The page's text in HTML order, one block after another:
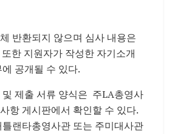
반환되지 않으며 심사 내용은
한 지원자가 작성한 자기소개
공개될 수 있다.
제출 서류 양식은 주LA총영사
항 게시판에서 확인할 수 있다.
틀랜타총영사관 또는 주미대사관